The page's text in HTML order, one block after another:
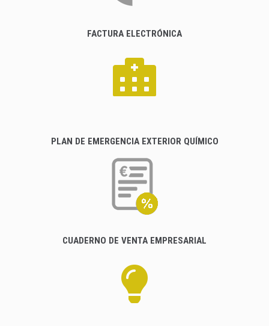
FACTURA ELECTRÓNICA
PLAN DE EMERGENCIA EXTERIOR QUÍMICO
CUADERNO DE VENTA EMPRESARIAL